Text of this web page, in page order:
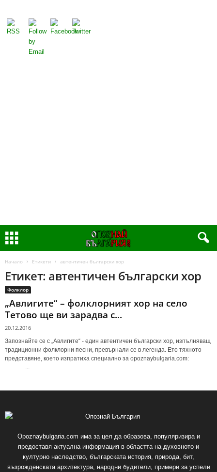
Начало Етикети автентичен български хор
Етикет: автентичен български хор
Фолклор
„Авлигите“ – фолклорният хор на село
Тетово ще ви зарадва с...
20.12.2016
Запознайте се с „Авлигите“ - един автентичен български хор, изпълняващ
традиционни фолклорни песни, превърнали се в легенда. Ето тяхното
представяне, което изпратиха специално за opoznaybulgaria.com:
...
Opoznaybulgaria.com има за цел да образова, популяризира и
предоставя актуална информация в областта на духовното и
културно наследство, българската история, природа, бит,
възрожденската архитектура, народни будители, примери за успели